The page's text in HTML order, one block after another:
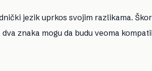
jezik uprkos svojim razlikama.
znaka mogu da budu veoma